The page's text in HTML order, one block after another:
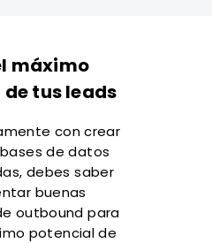
máximo
tus leads
con crear
de datos
debes saber
buenas
outbound para
potencial de